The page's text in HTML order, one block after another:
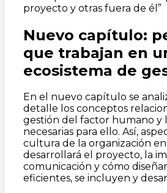
proyecto y otras fuera de él”
Nuevo capítulo:
que trabajan en
ecosistema de
En el nuevo capítulo se
detalle los conceptos
gestión del factor humano y
necesarias para ello. Así,
cultura de la organización
desarrollará el proyecto, la
comunicación y cómo
eficientes, se incluyen y